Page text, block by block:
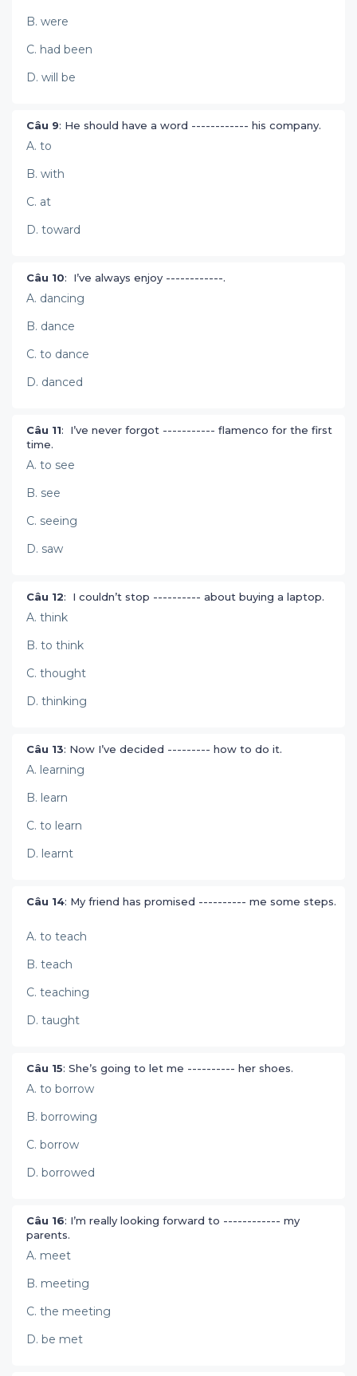
B. were
C. had been
D. will be
Câu 9: He should have a word ------------ his company.
A. to
B. with
C. at
D. toward
Câu 10: I’ve always enjoy ------------.
A. dancing
B. dance
C. to dance
D. danced
Câu 11: I’ve never forgot ----------- flamenco for the first
time.
A. to see
B. see
C. seeing
D. saw
Câu 12: I couldn’t stop ---------- about buying a laptop.
A. think
B. to think
C. thought
D. thinking
Câu 13: Now I’ve decided --------- how to do it.
A. learning
B. learn
C. to learn
D. learnt
Câu 14: My friend has promised ---------- me some steps.
A. to teach
B. teach
C. teaching
D. taught
Câu 15: She’s going to let me ---------- her shoes.
A. to borrow
B. borrowing
C. borrow
D. borrowed
Câu 16: I’m really looking forward to ------------ my
parents.
A. meet
B. meeting
C. the meeting
D. be met